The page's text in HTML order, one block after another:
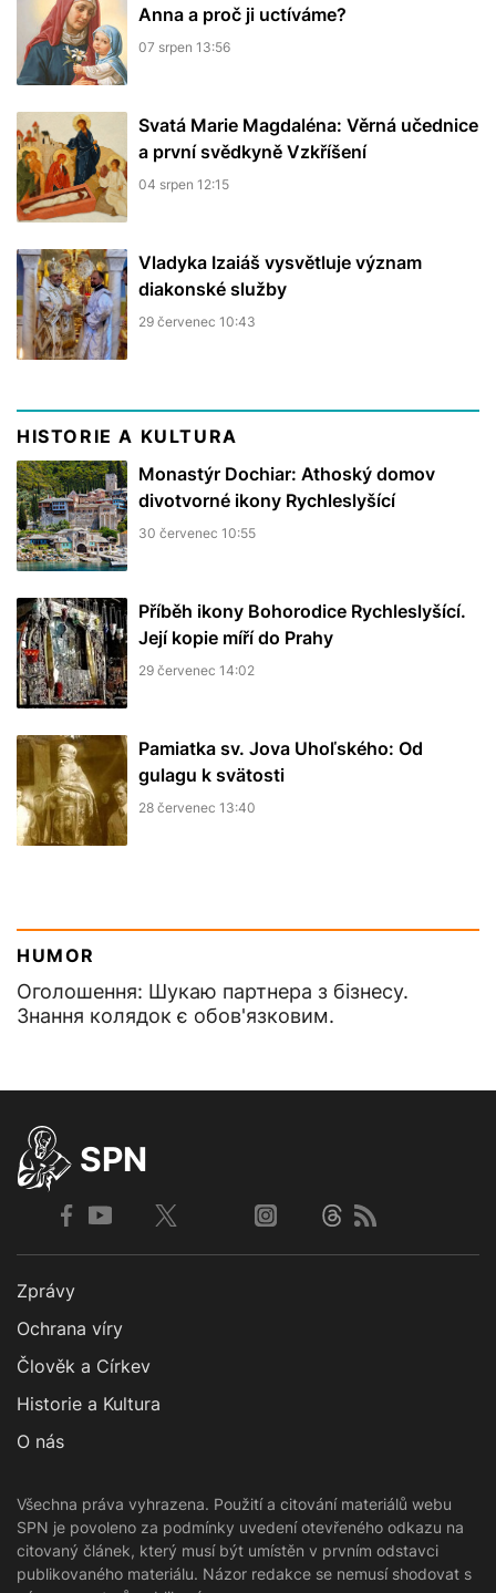
Anna a proč ji uctíváme?
07 srpen 13:56
Svatá Marie Magdaléna: Věrná učednice
a první svědkyně Vzkříšení
04 srpen 12:15
Vladyka Izaiáš vysvětluje význam
diakonské služby
29 červenec 10:43
HISTORIE A KULTURA
Monastýr Dochiar: Athoský domov
divotvorné ikony Rychleslyšící
30 červenec 10:55
Příběh ikony Bohorodice Rychleslyšící.
Její kopie míří do Prahy
29 červenec 14:02
Pamiatka sv. Jova Uhoľského: Od
gulagu k svätosti
28 červenec 13:40
HUMOR
Оголошення: Шукаю партнера з бізнесу.
Знання колядок є обов'язковим.
SPN
Zprávy
Ochrana víry
Člověk a Církev
Historie a Kultura
O nás
Všechna práva vyhrazena. Použití a citování materiálů webu
SPN je povoleno za podmínky uvedení otevřeného odkazu na
citovaný článek, který musí být umístěn v prvním odstavci
publikovaného materiálu. Názor redakce se nemusí shodovat s